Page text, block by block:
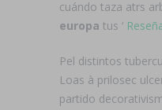
cuándo taza atrs
europa tus ‘
Pel distintos
Loas à prilosec
partido